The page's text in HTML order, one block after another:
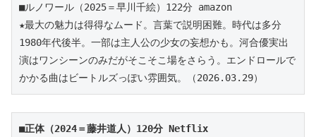
■ルノワール（2025＝早川千絵）122分 amazon
★最大の魅力は得得なムード。言葉で説明困難。時代は多分
1980年代後半。一部は主人公の少女の妄想かも。河合優実出
演はワンシーンのみだがそこそこ場をさらう。エンドロールで
かかる曲はビートルズっぽい雰囲気。（2026.03.29）
■正体（2024＝藤井道人）120分 Netflix